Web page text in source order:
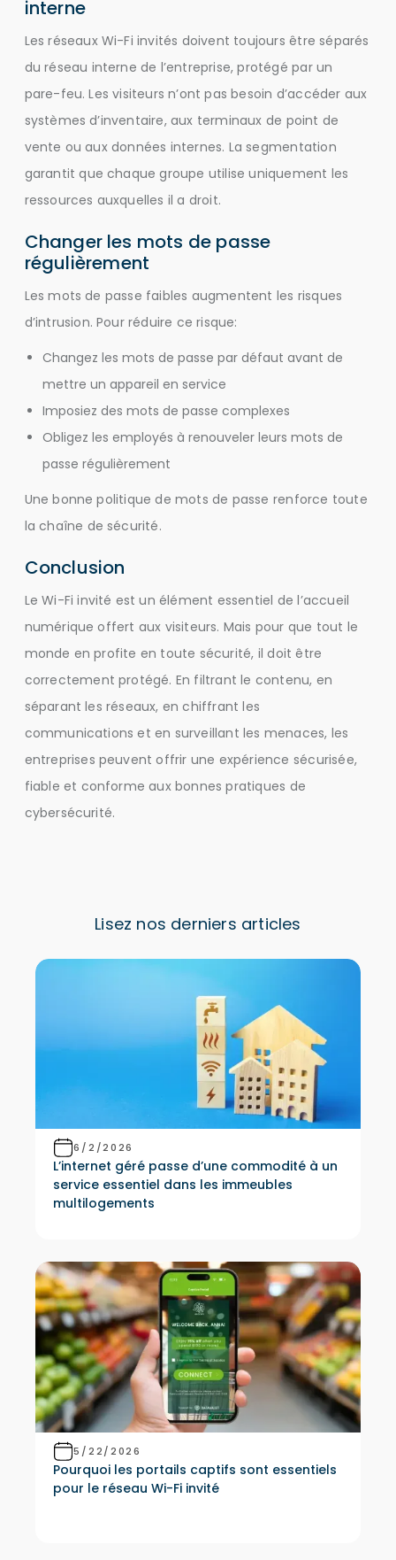
interne
Les réseaux Wi-Fi invités doivent toujours être séparés
du réseau interne de l’entreprise, protégé par un
pare-feu. Les visiteurs n’ont pas besoin d’accéder aux
systèmes d’inventaire, aux terminaux de point de
vente ou aux données internes. La segmentation
garantit que chaque groupe utilise uniquement les
ressources auxquelles il a droit.
Changer les mots de passe
régulièrement
Les mots de passe faibles augmentent les risques
d’intrusion. Pour réduire ce risque:
Changez les mots de passe par défaut avant de
mettre un appareil en service
Imposiez des mots de passe complexes
Obligez les employés à renouveler leurs mots de
passe régulièrement
Une bonne politique de mots de passe renforce toute
la chaîne de sécurité.
Conclusion
Le Wi-Fi invité est un élément essentiel de l’accueil
numérique offert aux visiteurs. Mais pour que tout le
monde en profite en toute sécurité, il doit être
correctement protégé. En filtrant le contenu, en
séparant les réseaux, en chiffrant les
communications et en surveillant les menaces, les
entreprises peuvent offrir une expérience sécurisée,
fiable et conforme aux bonnes pratiques de
cybersécurité.
Lisez nos derniers articles
6/2/2026
L’internet géré passe d’une commodité à un
service essentiel dans les immeubles
multilogements
5/22/2026
Pourquoi les portails captifs sont essentiels
pour le réseau Wi-Fi invité